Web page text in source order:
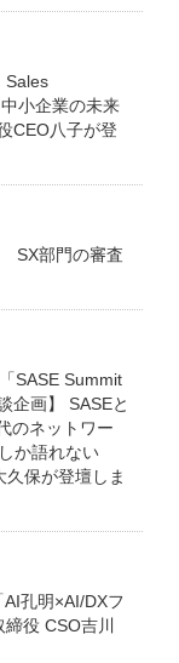
Sales
小企業の未来
CEO八子が登
SX部門の審査
SASE Summit
企画】 SASEと
のネットワー
か語れない
保が登壇しま
AI孔明×AI/DXフ
役 CSO吉川